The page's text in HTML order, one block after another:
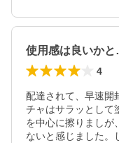
使用感は良いか
4
配達されて、早速
チャはサラッとして
を中心に擦りましが
ないと感じました。